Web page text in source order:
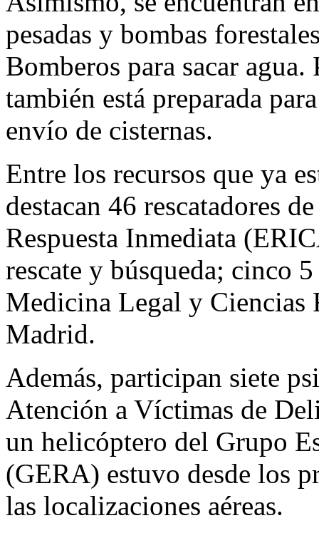
pesadas y bombas
Bomberos para sacar
también está preparada
envío de cisternas.
Entre los recursos que ya
destacan 46 rescatadores
Respuesta Inmediata
rescate y búsqueda; cinco
Medicina Legal y Ciencias
Madrid.
Además, participan siete
Atención a Víctimas de
un helicóptero del Grupo
(GERA) estuvo desde los
las localizaciones aéreas.